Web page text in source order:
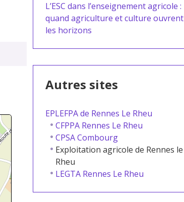
L’ESC dans l’enseignement agricole :
quand agriculture et culture ouvrent
les horizons
Autres sites
EPLEFPA de Rennes Le Rheu
CFPPA Rennes Le Rheu
CPSA Combourg
Exploitation agricole de Rennes le
Rheu
LEGTA Rennes Le Rheu